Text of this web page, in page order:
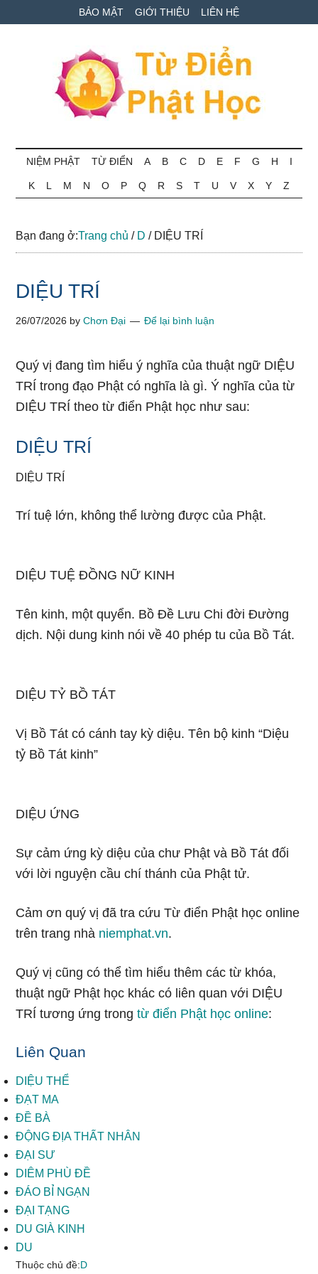
to
to
qua
BẢO MẬT GIỚI THIỆU LIÊN HỆ
Từ
điển
Phật
học
ngữ
NIỆM PHẬT TỪ ĐIỂN A B C D E F G H I
K L M N O P Q R S T U V X Y Z
Bạn đang ở:Trang chủ / D /DIỆU TRÍ
DIỆU TRÍ
26/07/2026 byChơn Đại Để lại bình luận
Quý vị đang tìm hiểu ý nghĩa của thuật ngữ DIỆU
TRÍ trong đạo Phật có nghĩa là gì. Ý nghĩa của từ
DIỆU TRÍ theo từ điển Phật học như sau:
DIỆU TRÍ
DIỆU TRÍ
Trí tuệ lớn, không thể lường được của Phật.
DIỆU TUỆ ĐỒNG NỮ KINH
Tên kinh, một quyển. Bồ Đề Lưu Chi đời Đường
dịch. Nội dung kinh nói về 40 phép tu của Bồ Tát.
DIỆU TỶ BỒ TÁT
Vị Bồ Tát có cánh tay kỳ diệu. Tên bộ kinh “Diệu
tỷ Bồ Tát kinh”
DIỆU ỨNG
Sự cảm ứng kỳ diệu của chư Phật và Bồ Tát đối
với lời nguyện cầu chí thánh của Phật tử.
Cảm ơn quý vị đã tra cứu Từ điển Phật học online
trên trang nhà niemphat.vn.
Quý vị cũng có thể tìm hiểu thêm các từ khóa,
thuật ngữ Phật học khác có liên quan với DIỆU
TRÍ tương ứng trongtừ điển Phật học online:
Liên Quan
DIỆU THỂ
ĐẠT MA
ĐỀ BÀ
ĐỘNG ĐỊA THẤT NHÂN
ĐẠI SƯ
DIÊM PHÙ ĐỀ
ĐÁO BỈ NGẠN
ĐẠI TẠNG
DU GIÀ KINH
DU
Thuộc chủ đề:D